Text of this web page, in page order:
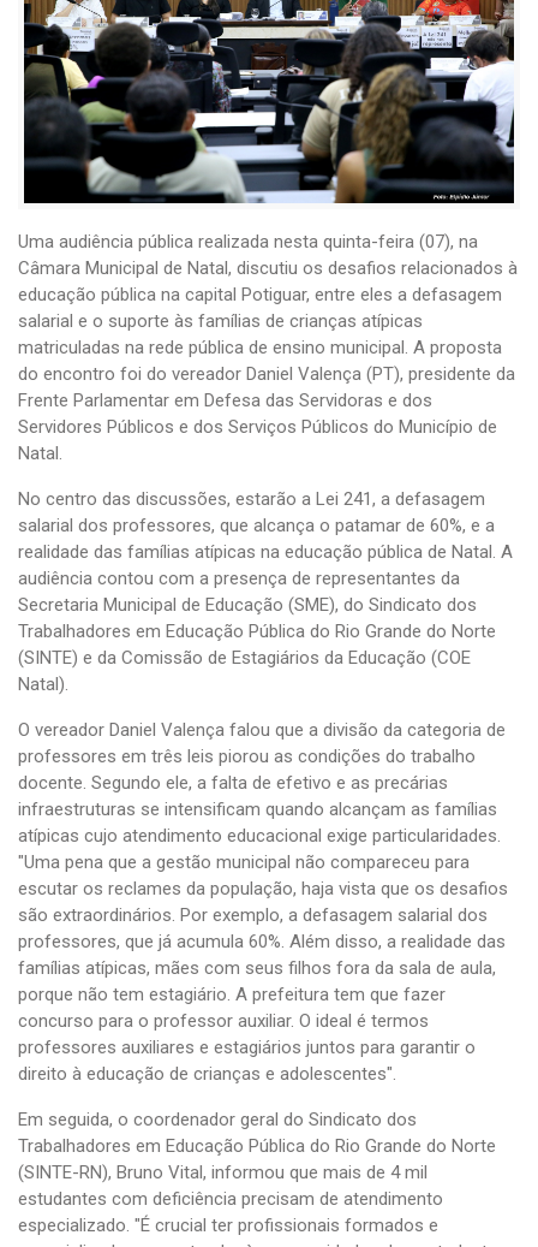
Uma audiência pública realizada nesta quinta-feira (07), na
Câmara Municipal de Natal, discutiu os desafios relacionados à
educação pública na capital Potiguar, entre eles a defasagem
salarial e o suporte às famílias de crianças atípicas
matriculadas na rede pública de ensino municipal. A proposta
do encontro foi do vereador Daniel Valença (PT), presidente da
Frente Parlamentar em Defesa das Servidoras e dos
Servidores Públicos e dos Serviços Públicos do Município de
Natal.
No centro das discussões, estarão a Lei 241, a defasagem
salarial dos professores, que alcança o patamar de 60%, e a
realidade das famílias atípicas na educação pública de Natal. A
audiência contou com a presença de representantes da
Secretaria Municipal de Educação (SME), do Sindicato dos
Trabalhadores em Educação Pública do Rio Grande do Norte
(SINTE) e da Comissão de Estagiários da Educação (COE
Natal).
O vereador Daniel Valença falou que a divisão da categoria de
professores em três leis piorou as condições do trabalho
docente. Segundo ele, a falta de efetivo e as precárias
infraestruturas se intensificam quando alcançam as famílias
atípicas cujo atendimento educacional exige particularidades.
"Uma pena que a gestão municipal não compareceu para
escutar os reclames da população, haja vista que os desafios
são extraordinários. Por exemplo, a defasagem salarial dos
professores, que já acumula 60%. Além disso, a realidade das
famílias atípicas, mães com seus filhos fora da sala de aula,
porque não tem estagiário. A prefeitura tem que fazer
concurso para o professor auxiliar. O ideal é termos
professores auxiliares e estagiários juntos para garantir o
direito à educação de crianças e adolescentes".
Em seguida, o coordenador geral do Sindicato dos
Trabalhadores em Educação Pública do Rio Grande do Norte
(SINTE-RN), Bruno Vital, informou que mais de 4 mil
estudantes com deficiência precisam de atendimento
especializado. "É crucial ter profissionais formados e